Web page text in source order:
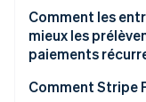
Comment les
mieux les
paiements
Comment Stripe